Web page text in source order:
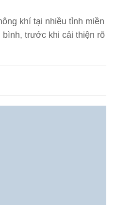
khí tại nhiều tỉnh miền
trước khi cải thiện rõ